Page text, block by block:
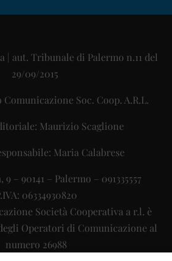
aut. Tribunale di Palermo n.11 del
29/09/2015
Soc. Coop. A.R.L.
Maurizio Scaglione
Maria Calabrese
– 90141 – Palermo – 091335557
06334930820
Società Cooperativa a r.l. è
Operatori di Comunicazione al
numero 26988